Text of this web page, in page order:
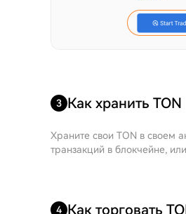
3 Как хранить TON
Храните свои TON в своем
транзакций в блокчейне,
4 Как торговать